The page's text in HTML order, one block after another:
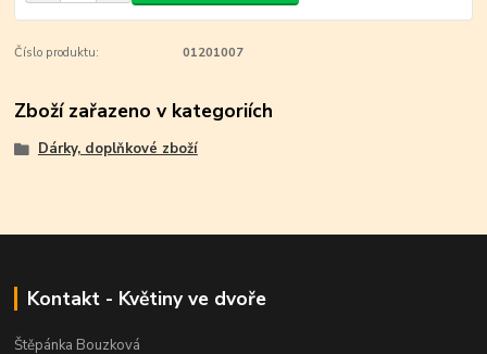
Číslo produktu: 01201007
Zboží zařazeno v kategoriích
Dárky, doplňkové zboží
Kontakt - Květiny ve dvoře
Štěpánka Bouzková